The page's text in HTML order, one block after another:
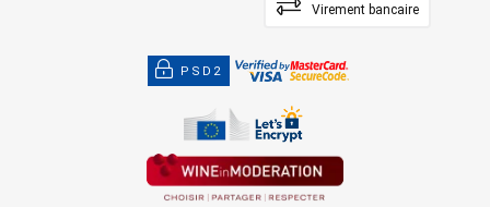
Virement bancaire
PSD2